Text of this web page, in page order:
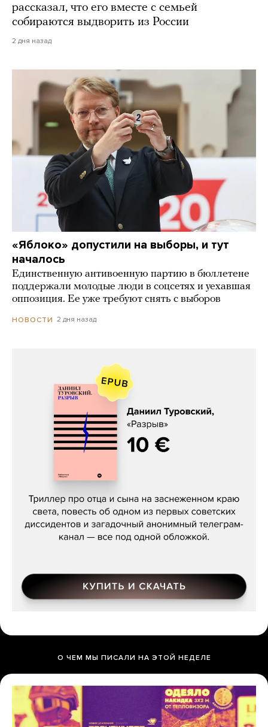
рассказал, что его вместе с семьей
собираются выдворить из России
2 дня назад
«Яблоко» допустили на выборы, и тут
началось
Единственную антивоенную партию в бюллетене
поддержали молодые люди в соцсетях и уехавшая
оппозиция. Ее уже требуют снять с выборов
НОВОСТИ 2 дня назад
Даниил Туровский, «Разрыв»
О ЧЕМ МЫ ПИСАЛИ НА ЭТОЙ НЕДЕЛЕ